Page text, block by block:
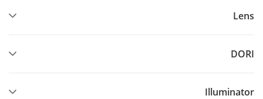
Lens
DORI
Illuminator